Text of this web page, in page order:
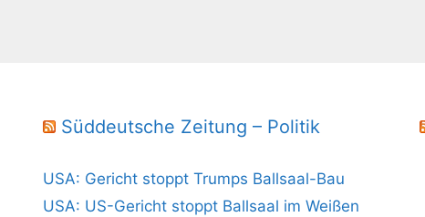
Süddeutsche Zeitung – Politik
USA: Gericht stoppt Trumps Ballsaal-Bau
USA: US-Gericht stoppt Ballsaal im Weißen